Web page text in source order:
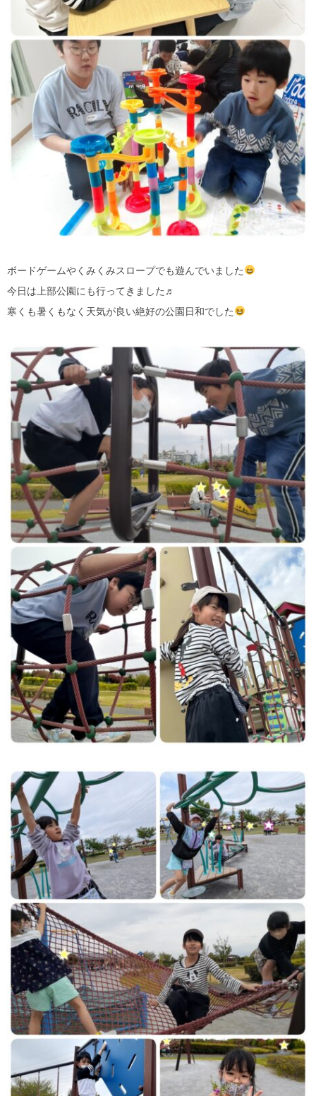
ボードゲームやくみくみスロープでも遊んでいました
今日は上部公園にも行ってきました♬
寒くも暑くもなく天気が良い絶好の公園日和でした